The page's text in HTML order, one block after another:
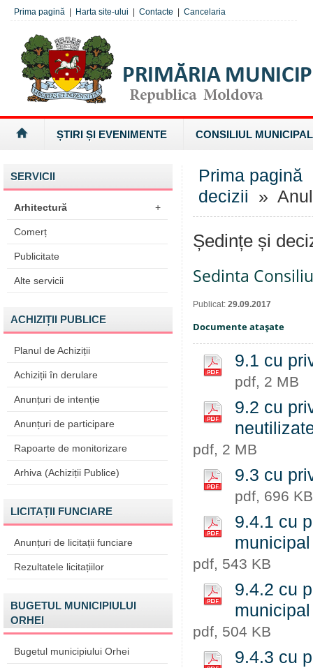
Prima pagină Harta site-ului Contacte Cancelaria
ȘTIRI ȘI EVENIMENTE CONSILIUL MUNICIPAL
SERVICII
Arhitectură +
Comerț
Publicitate
Alte servicii
ACHIZIȚII PUBLICE
Planul de Achiziții
Achiziții în derulare
Anunțuri de intenție
Anunțuri de participare
Rapoarte de monitorizare
Arhiva (Achiziții Publice)
LICITAȚII FUNCIARE
Anunțuri de licitații funciare
Rezultatele licitațiilor
BUGETUL MUNICIPIULUI
ORHEI
Bugetul municipiului Orhei
Prima pagină
decizii »
Ședințe și
Sedinta
Publicat: 29.09.2017
Documente ataşate
9.1 cu
pdf, 2 MB
9.2 cu
pdf, 2 MB
9.3 cu
pdf, 696 KB
9.4.1 cu
pdf, 543 KB
9.4.2 cu
pdf, 504 KB
9.4.3 cu